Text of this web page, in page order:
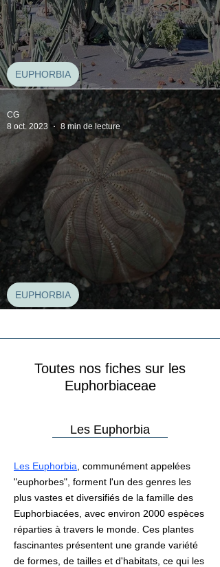
Euphorbia candelabrum
EUPHORBIA
EUPHORBIA
CG
8 oct. 2023
8 min de lecture
Toutes nos fiches sur les
Euphorbiaceae
Les Euphorbia
Les Euphorbia , communément appelées
"euphorbes", forment l'un des genres les
plus vastes et diversifiés de la famille des
Euphorbiacées, avec environ 2000 espèces
réparties à travers le monde. Ces plantes
fascinantes présentent une grande variété
de formes, de tailles et d'habitats, ce qui les